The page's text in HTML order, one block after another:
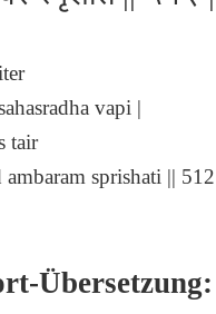
vapi |
tair
sprishati ||
Übersetzung: